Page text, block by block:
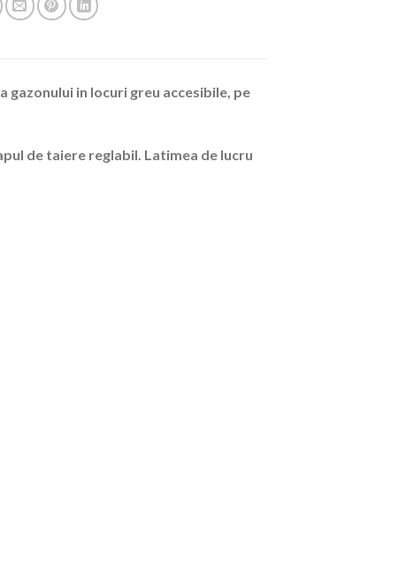
in locuri greu accesibile, pe
de taiere reglabil. Latimea de lucru